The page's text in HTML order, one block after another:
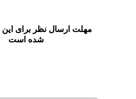
مهلت ارسال نظر برای
شده است